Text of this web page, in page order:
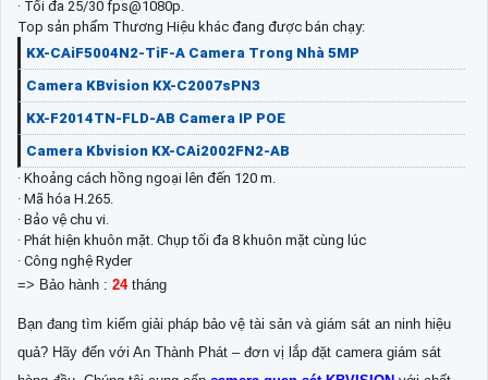
· Tối đa 25/30 fps@1080p.
Top sản phẩm Thương Hiệu khác đang được bán chạy:
KX-CAiF5004N2-TiF-A Camera Trong Nhà 5MP
Camera KBvision KX-C2007sPN3
KX-F2014TN-FLD-AB Camera IP POE
Camera Kbvision KX-CAi2002FN2-AB
· Khoảng cách hồng ngoại lên đến 120 m.
· Mã hóa H.265.
· Bảo vệ chu vi.
· Phát hiện khuôn mặt. Chụp tối đa 8 khuôn mặt cùng lúc
· Công nghệ Ryder
=> Bảo hành : 24tháng
Bạn đang tìm kiếm giải pháp bảo vệ tài sản và giám sát an ninh hiệu
quả? Hãy đến với An Thành Phát – đơn vị lắp đặt camera giám sát